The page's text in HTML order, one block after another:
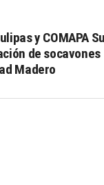
y COMAPA
de socavones
Madero